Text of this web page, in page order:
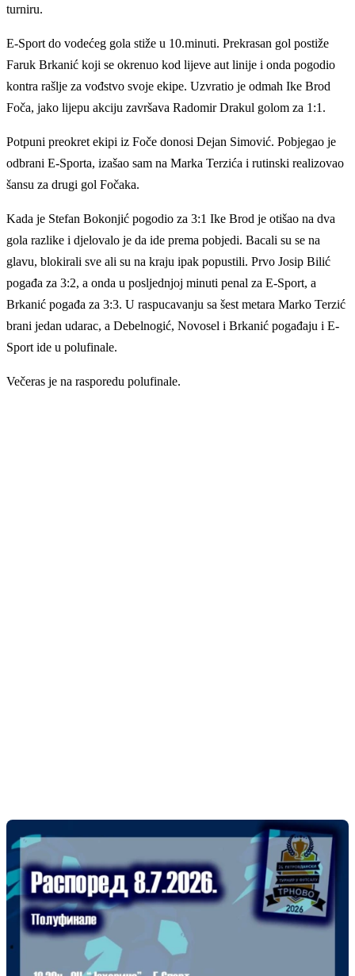
turniru.
E-Sport do vodećeg gola stiže u 10.minuti. Prekrasan gol postiže
Faruk Brkanić koji se okrenuo kod lijeve aut linije i onda pogodio
kontra rašlje za vođstvo svoje ekipe. Uzvratio je odmah Ike Brod
Foča, jako lijepu akciju završava Radomir Drakul golom za 1:1.
Potpuni preokret ekipi iz Foče donosi Dejan Simović. Pobjegao je
odbrani E-Sporta, izašao sam na Marka Terzića i rutinski realizovao
šansu za drugi gol Fočaka.
Kada je Stefan Bokonjić pogodio za 3:1 Ike Brod je otišao na dva
gola razlike i djelovalo je da ide prema pobjedi. Bacali su se na
glavu, blokirali sve ali su na kraju ipak popustili. Prvo Josip Bilić
pogađa za 3:2, a onda u posljednjoj minuti penal za E-Sport, a
Brkanić pogađa za 3:3. U raspucavanju sa šest metara Marko Terzić
brani jedan udarac, a Debelnogić, Novosel i Brkanić pogađaju i E-
Sport ide u polufinale.
Večeras je na rasporedu polufinale.